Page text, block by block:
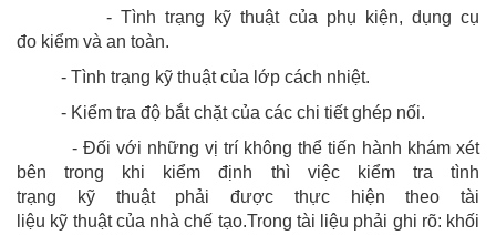
- Tình trạng kỹ thuật của phụ kiện, dụng cụ
đo kiểm và an toàn.
- Tình trạng kỹ thuật của lớp cách nhiệt.
- Kiểm tra độ bắt chặt của các chi tiết ghép nối.
- Đối với những vị trí không thể tiến hành khám xét
bên trong khi kiểm định thì việc kiểm tra tình
trạng kỹ thuật phải được thực hiện theo tài
liệu kỹ thuật của nhà chế tạo.Trong tài liệu phải ghi rõ: khối